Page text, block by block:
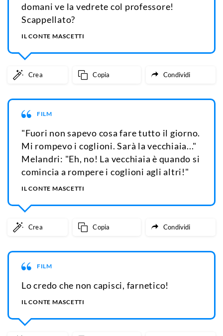
domani ve la vedrete col professore!
Scappellato?
IL CONTE MASCETTI
Crea Copia Condividi
FILM
"Fuori non sapevo cosa fare tutto il giorno.
Mi rompevo i coglioni. Sarà la vecchiaia..."
Melandri: "Eh, no! La vecchiaia è quando si
comincia a rompere i coglioni agli altri!"
IL CONTE MASCETTI
Crea Copia Condividi
FILM
Lo credo che non capisci, farnetico!
IL CONTE MASCETTI